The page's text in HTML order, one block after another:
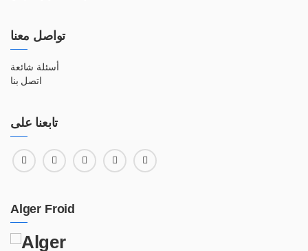
تواصل معنا
أسئلة شائعة
اتصل بنا
تابعنا على
Alger Froid